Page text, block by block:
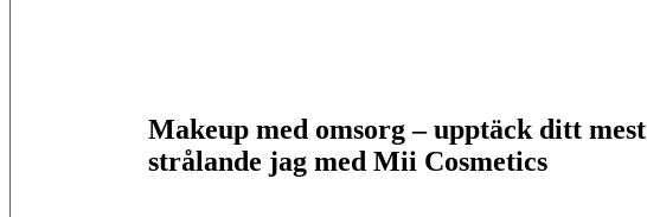
Makeup med omsorg – upptäck ditt mest
strålande jag med Mii Cosmetics